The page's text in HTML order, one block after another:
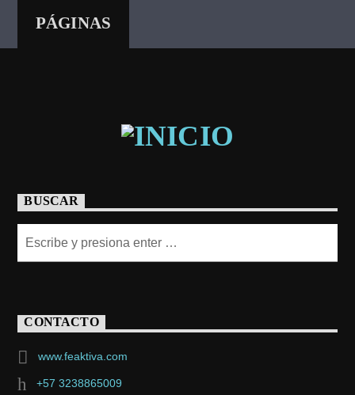
PÁGINAS
BUSCAR
CONTACTO
www.feaktiva.com
+57 3238865009